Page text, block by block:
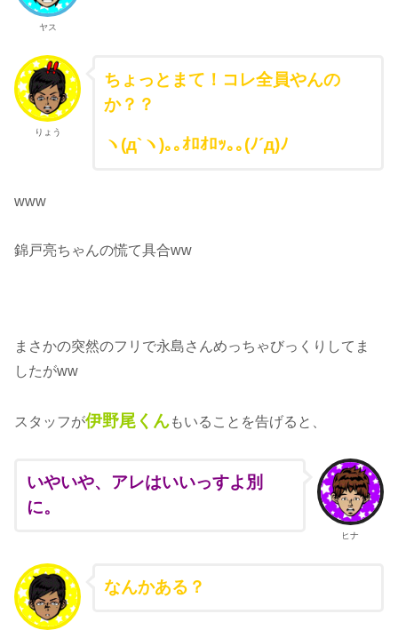
ヤス
りょう
ちょっとまて！コレ全員やんの
か？？
ヽ(д`ヽ)｡｡ｵﾛｵﾛｯ｡｡(ﾉ´д)ﾉ
www
錦戸亮ちゃんの慌て具合ww
まさかの突然のフリで永島さんめっちゃびっくりしてま
したがww
スタッフが伊野尾くんもいることを告げると、
ヒナ
いやいや、アレはいいっすよ別
に。
なんかある？